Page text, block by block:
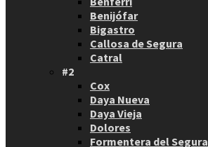
Benijófar
Bigastro
Callosa de Segura
Catral
#2
Cox
Daya Nueva
Daya Vieja
Dolores
Formentera del Segura